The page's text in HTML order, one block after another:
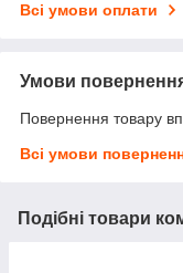
Всі умови оплати
Умови
Повернення товару
Всі умови
Подібні товари